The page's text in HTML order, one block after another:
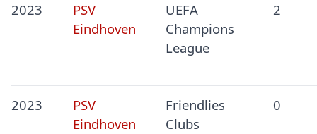
2023
PSV
Eindhoven
UEFA
Champions
League
2
2023
PSV
Eindhoven
Friendlies
Clubs
0